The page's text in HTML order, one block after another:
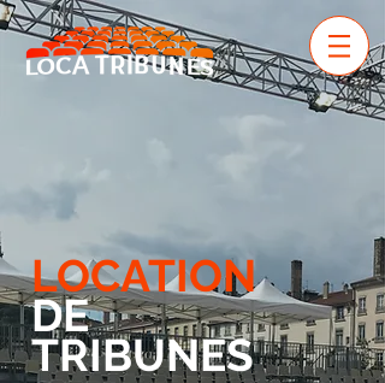
LOCATION
DE
TRIBUNES